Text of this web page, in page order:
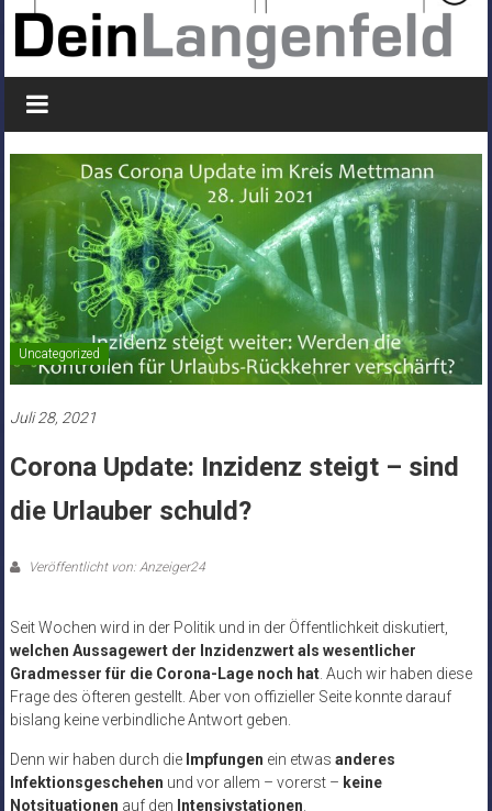
Uncategorized
Juli 28, 2021
Corona Update: Inzidenz steigt – sind
die Urlauber schuld?
Veröffentlicht von: Anzeiger24
Seit Wochen wird in der Politik und in der Öffentlichkeit diskutiert,
welchen Aussagewert der Inzidenzwert als wesentlicher
Gradmesser für die Corona-Lage noch hat. Auch wir haben diese
Frage des öfteren gestellt. Aber von offizieller Seite konnte darauf
bislang keine verbindliche Antwort geben.
Denn wir haben durch die Impfungen ein etwas anderes
Infektionsgeschehen und vor allem – vorerst – keine
Notsituationen auf den Intensivstationen.